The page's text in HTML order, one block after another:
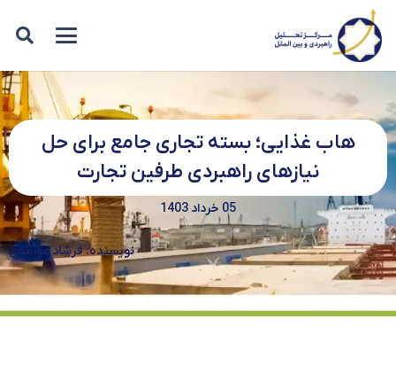
هاب غذایی؛ بسته تجاری جامع برای حل
نیازهای راهبردی طرفین تجارت
05 خرداد 1403
نویسنده: فرشاد عواطفی